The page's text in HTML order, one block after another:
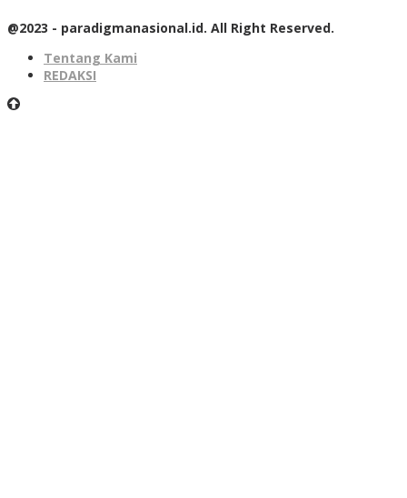
@2023 - paradigmanasional.id. All Right Reserved.
Tentang Kami
REDAKSI